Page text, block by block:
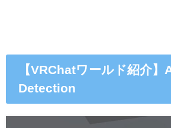
【VRChatワールド紹介
Detection